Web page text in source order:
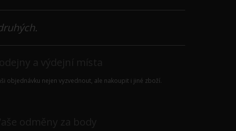
objednávku nejen vyzvednout, ale nakoupit i jiné zboží.